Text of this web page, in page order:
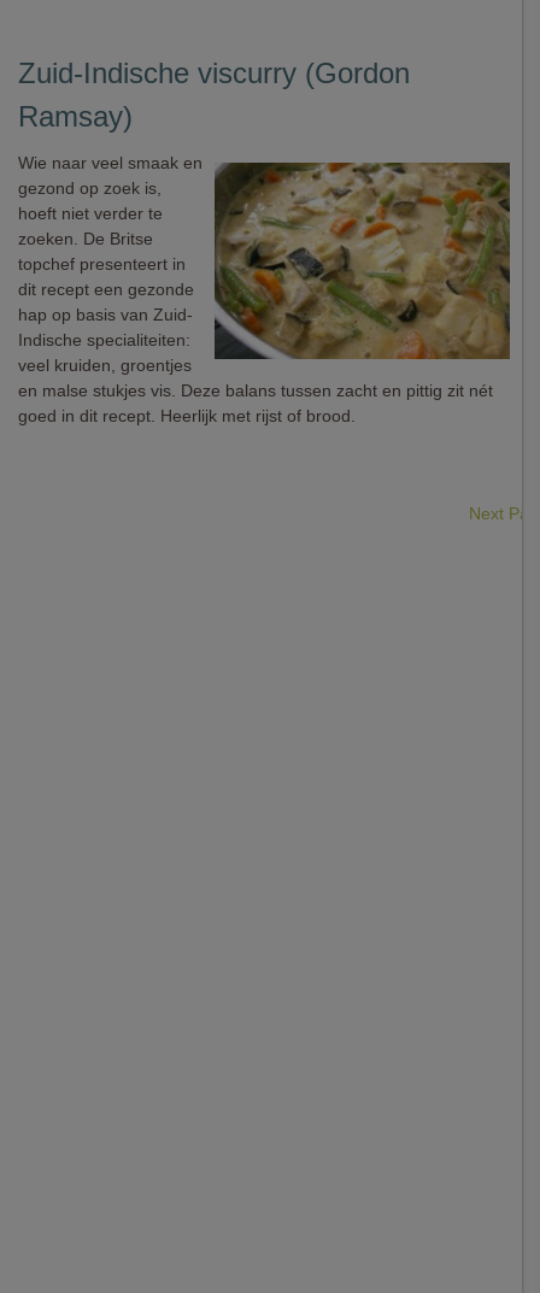
Zuid-Indische viscurry (Gordon
Ramsay)
Wie naar veel smaak en
gezond op zoek is,
hoeft niet verder te
zoeken. De Britse
topchef presenteert in
dit recept een gezonde
hap op basis van Zuid-
Indische specialiteiten:
veel kruiden, groentjes
en malse stukjes vis. Deze balans tussen zacht en pittig zit nét
goed in dit recept. Heerlijk met rijst of brood.
Next